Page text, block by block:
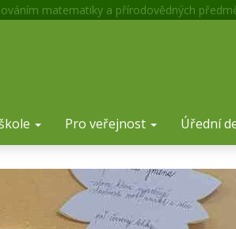
matematiky a přírodovědných
Pro veřejnost Úřední